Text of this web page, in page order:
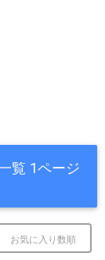
覧 1ページ
お気に入り数順